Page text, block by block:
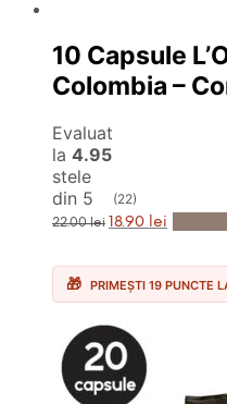
10 Capsule
Colombia –
Evaluat
la 4.95
stele
din 5
(22)
22.00lei Prețul
inițial
fost:
22.00 lei.
18.90 lei Prețul
curent
18.90 lei.
PRIMEȘTI 19 PUNCTE